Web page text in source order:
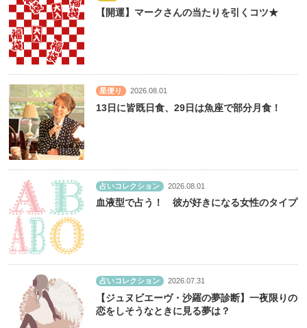
【開運】マークさんの当たりを引くコツ★
星便り 2026.08.01
13日に皆既日食、29日は魚座で部分月食！
占いコレクション 2026.08.01
血液型で占う！ 彼が好きになる女性のタイプ
占いコレクション 2026.07.31
【ジュヌビエーヴ・沙羅の夢診断】一夜限りの
恋をしそうなときに見る夢は？